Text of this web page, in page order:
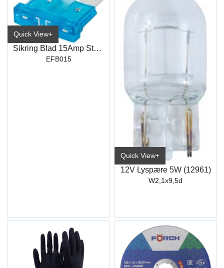
Quick View+
Sikring Blad 15Amp Standard
EFB015
Quick View+
12V Lyspære 5W (12961)
W2,1x9,5d